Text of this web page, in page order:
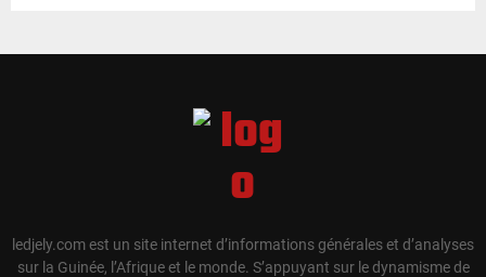
ledjely.com est un site internet d’informations générales et d’analyses
sur la Guinée, l’Afrique et le monde. S’appuyant sur le dynamisme de